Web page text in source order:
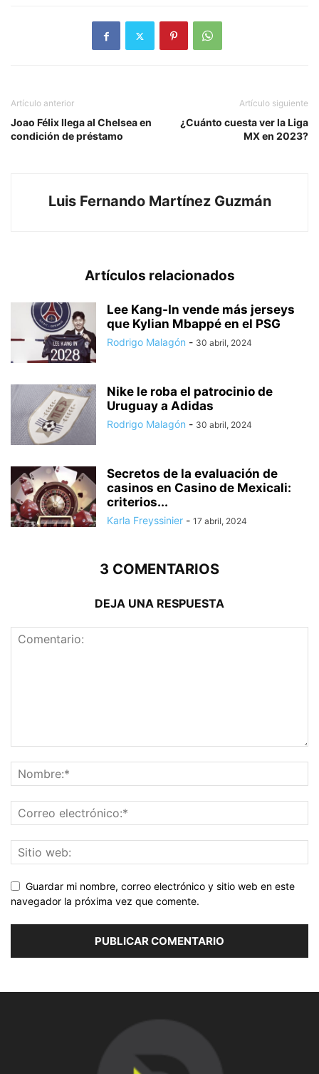
Artículo anterior
Joao Félix llega al Chelsea en
condición de préstamo
Artículo siguiente
¿Cuánto cuesta ver la Liga
MX en 2023?
Luis Fernando Martínez Guzmán
Artículos relacionados
Lee Kang-In vende más jerseys
que Kylian Mbappé en el PSG
Rodrigo Malagón - 30 abril, 2024
Nike le roba el patrocinio de
Uruguay a Adidas
Rodrigo Malagón - 30 abril, 2024
Secretos de la evaluación de
casinos en Casino de Mexicali:
сriterios...
Karla Freyssinier - 17 abril, 2024
3 COMENTARIOS
DEJA UNA RESPUESTA
Guardar mi nombre, correo electrónico y sitio web en este
navegador la próxima vez que comente.